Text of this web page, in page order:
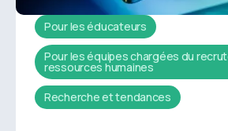
Pour les éducateurs
Pour les équipes chargées du
ressources humaines
Recherche et tendances